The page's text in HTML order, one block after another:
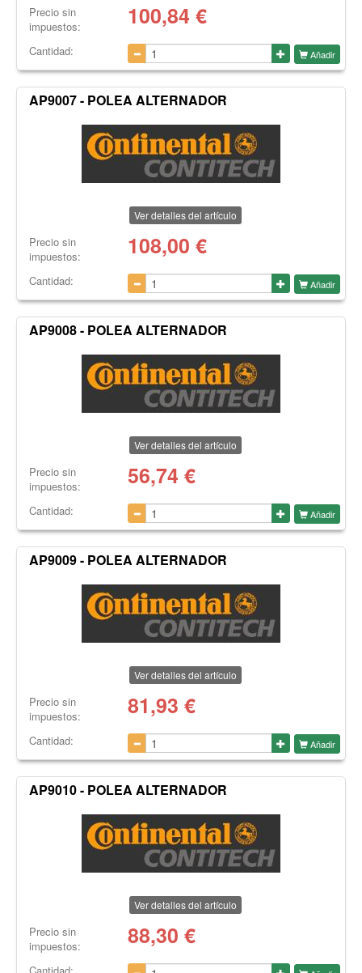
Precio sin
impuestos:
100,84 €
Cantidad: Añadir
AP9007 - POLEA ALTERNADOR
Ver detalles del artículo
Precio sin
impuestos:
108,00 €
Cantidad: Añadir
AP9008 - POLEA ALTERNADOR
Ver detalles del artículo
Precio sin
impuestos:
56,74 €
Cantidad: Añadir
AP9009 - POLEA ALTERNADOR
Ver detalles del artículo
Precio sin
impuestos:
81,93 €
Cantidad: Añadir
AP9010 - POLEA ALTERNADOR
Ver detalles del artículo
Precio sin
impuestos:
88,30 €